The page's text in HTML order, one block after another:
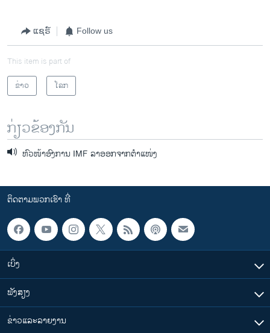
ແຊຣ໌ Follow us
This item is part of
ຂ່າວ
ໂລກ
ກ່ຽວຂ້ອງກັນ
ຫົວໜ້າອົງການ IMF ລາອອກຈາກຕຳແໜ່ງ
ຕິດຕາມພວກເຮົາ ທີ່
ເບິ່ງ
ຟັງສຽງ
ຂ່າວແລະລາຍງານ